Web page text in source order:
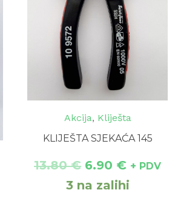
Akcija, Kliješta
KLIJEŠTA SJEKAĆA 145
13.80€ 6.90 € + PDV
3 na zalihi